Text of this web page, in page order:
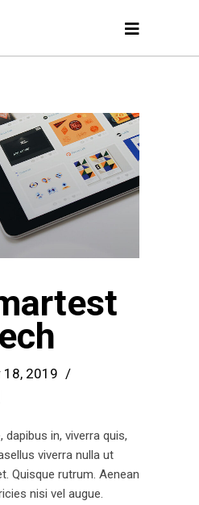
18, 2019
in, viverra quis,
viverra nulla ut
Quisque rutrum. Aenean
nisi vel augue.